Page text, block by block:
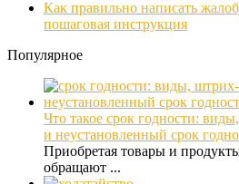
Как правильно написать
пошаговая инструкция
Популярное
Что такое срок годности:
и неустановленный срок
Приобретая товары и
обращают ...